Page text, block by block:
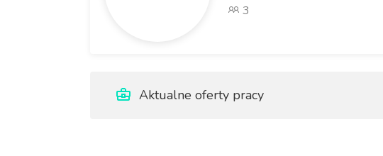
3
Aktualne oferty pracy